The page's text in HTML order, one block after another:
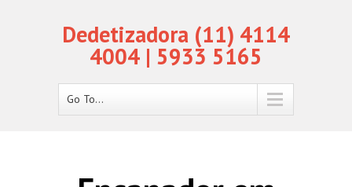
Dedetizadora (11) 4114
4004 | 5933 5165
Go To...